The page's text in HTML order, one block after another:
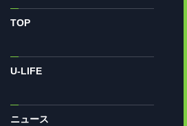
TOP
U-LIFE
ニュース